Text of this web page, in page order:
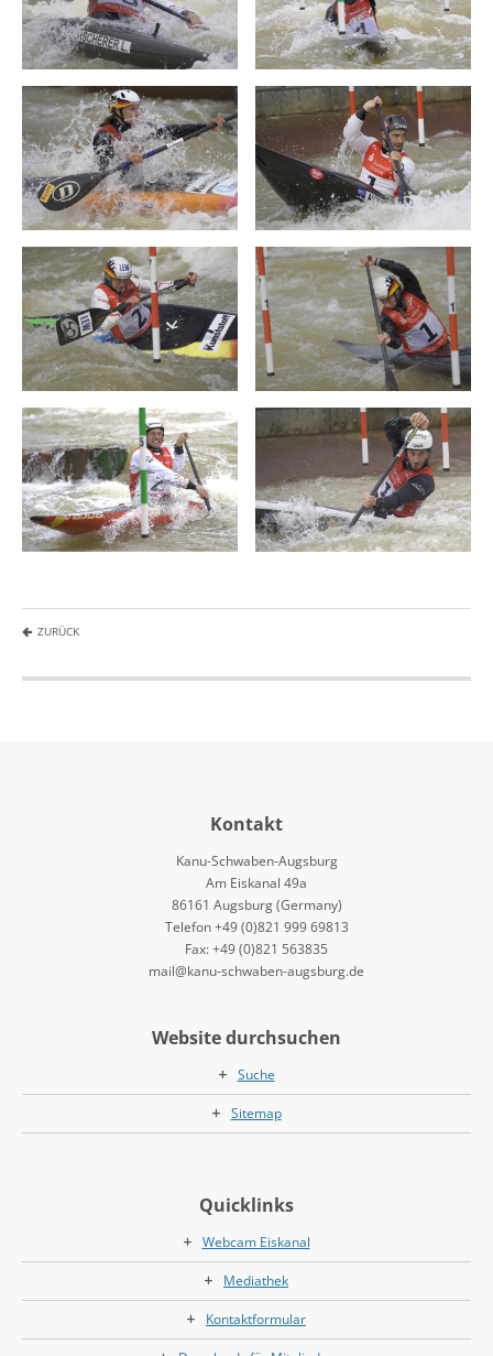
ZURÜCK
Kontakt
Kanu-Schwaben-Augsburg
Am Eiskanal 49a
86161 Augsburg (Germany)
Telefon +49 (0)821 999 69813
Fax: +49 (0)821 563835
mail@kanu-schwaben-augsburg.de
Website durchsuchen
Suche
Sitemap
Quicklinks
Webcam Eiskanal
Mediathek
Kontaktformular